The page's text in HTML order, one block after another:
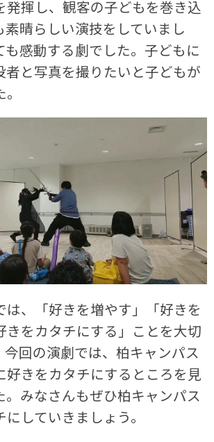
発揮し、観客の子どもを巻き込
素晴らしい演技をしていまし
も感動する劇でした。子どもに
者と写真を撮りたいと子どもが
は、「好きを増やす」「好きを
きをカタチにする」ことを大切
今回の演劇では、柏キャンパス
好きをカタチにするところを見
。みなさんもぜひ柏キャンパス
していきましょう。